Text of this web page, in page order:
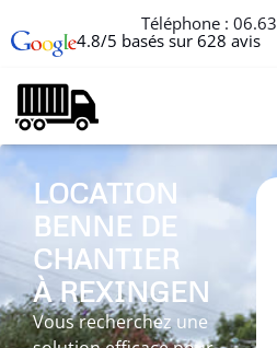
Téléphone :
4.8/5 basés sur 628 avis
LOCATION
BENNE DE
CHANTIER
À REXINGEN
Vous recherchez une